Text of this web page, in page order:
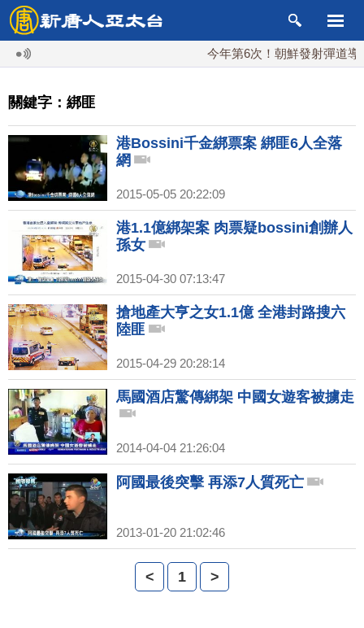
今年第6次！朝鮮發射彈道導
關鍵字：綁匪
港Bossini千金綁票案 綁匪6人全落
網
2015-05-05 20:22:09
港1.1億綁架案 肉票疑bossini創辦人
孫女
2015-04-30 07:13:47
搶地產大亨之女1.1億 全港封路搜六
陸匪
2015-04-29 20:28:14
馬國酒店驚傳綁架 中國女遊客被擄走
2014-04-04 21:26:04
阿國最後突擊 再添7人質死亡
2013-01-20 21:02:46
< 1 >